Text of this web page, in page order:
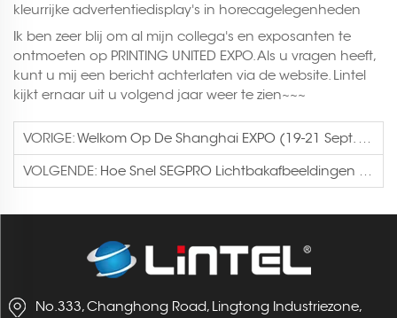
kleurrijke advertentiedisplay's in horecagelegenheden
Ik ben zeer blij om al mijn collega's en exposanten te
ontmoeten op PRINTING UNITED EXPO. Als u vragen heeft,
kunt u mij een bericht achterlaten via de website. Lintel
kijkt ernaar uit u volgend jaar weer te zien~~~
VORIGE:Welkom Op De Shanghai EXPO (19-21 Sept. 2024), Standnummer: W3C54
VOLGENDE: Hoe Snel SEGPRO Lichtbakafbeeldingen Installeren En Vervangen
No.333, Changhong Road, Lingtong Industriezone,